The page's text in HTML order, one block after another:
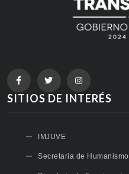
SITIOS DE INTERÉS
IMJUVE
Secretaria de Humanismo